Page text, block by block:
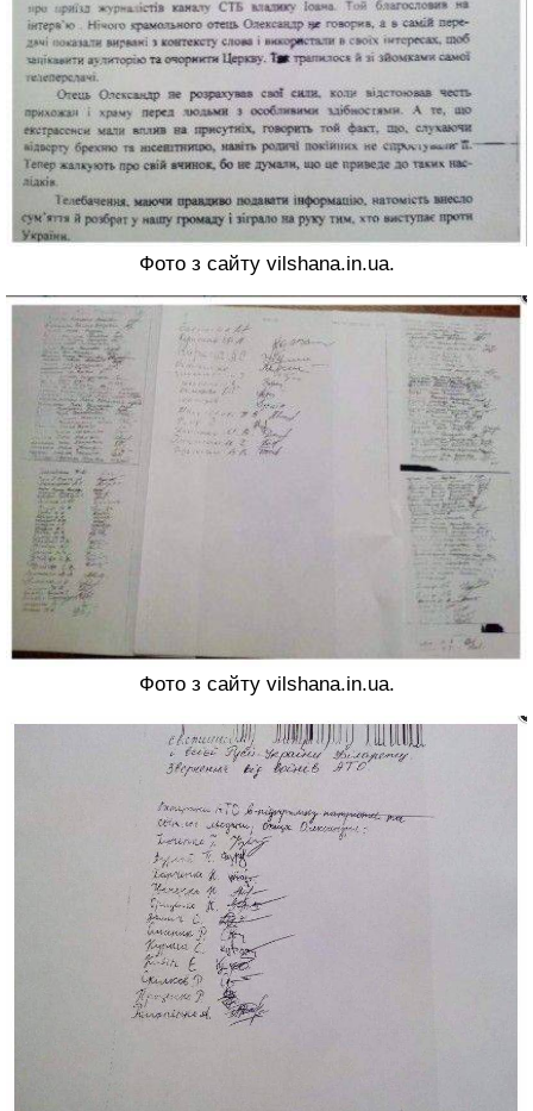
Фото з сайту vilshana.in.ua.
Фото з сайту vilshana.in.ua.